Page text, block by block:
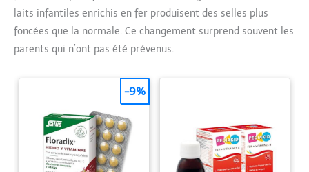
laits infantiles enrichis en fer produisent des selles plus
foncées que la normale. Ce changement surprend souvent les
parents qui n’ont pas été prévenus.
-9%